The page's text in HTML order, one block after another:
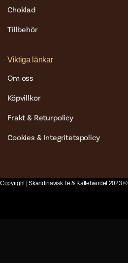
Choklad
Tillbehör
Viktiga länkar
Om oss
Köpvillkor
Frakt & Returpolicy
Cookies & Integritetspolicy
Copyright | Skandinavisk Te & Kaffehandel 2023 ®